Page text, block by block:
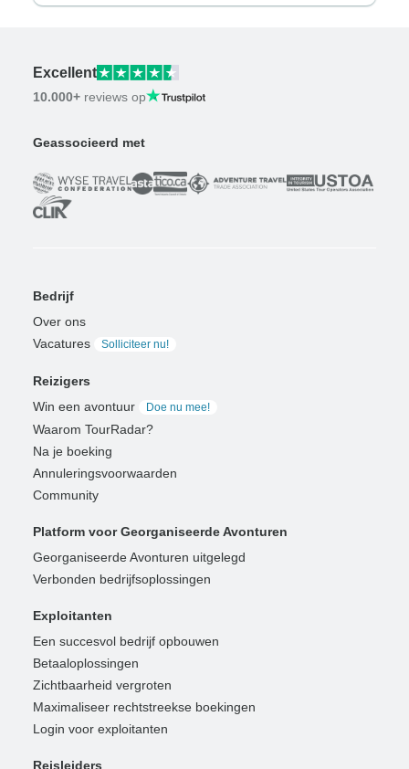
Excellent
10.000+ reviews op
Geassocieerd met
Bedrijf
Over ons
Vacatures
Solliciteer nu!
Reizigers
Win een avontuur
Doe nu mee!
Waarom TourRadar?
Na je boeking
Annuleringsvoorwaarden
Community
Platform voor Georganiseerde Avonturen
Georganiseerde Avonturen uitgelegd
Verbonden bedrijfsoplossingen
Exploitanten
Een succesvol bedrijf opbouwen
Betaaloplossingen
Zichtbaarheid vergroten
Maximaliseer rechtstreekse boekingen
Login voor exploitanten
Reisleiders